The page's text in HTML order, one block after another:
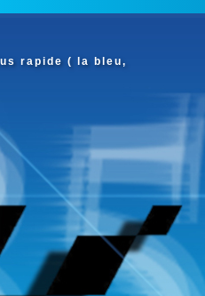
rapide ( la bleu,